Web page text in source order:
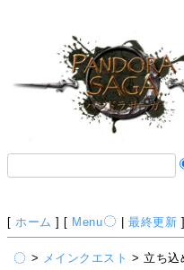
[ ホーム ] [ Menu |最終更新 ]
> メインクエスト > 立ち込